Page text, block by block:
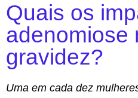
Quais os
adenomiose
gravidez?
Uma em cada dez